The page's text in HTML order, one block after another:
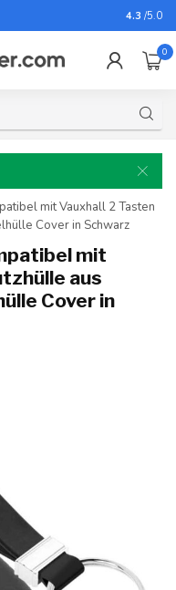
Für fast
4.3 /5.0
0
mit Vauxhall 2 Tasten
Cover in Schwarz
mit
aus
Cover in